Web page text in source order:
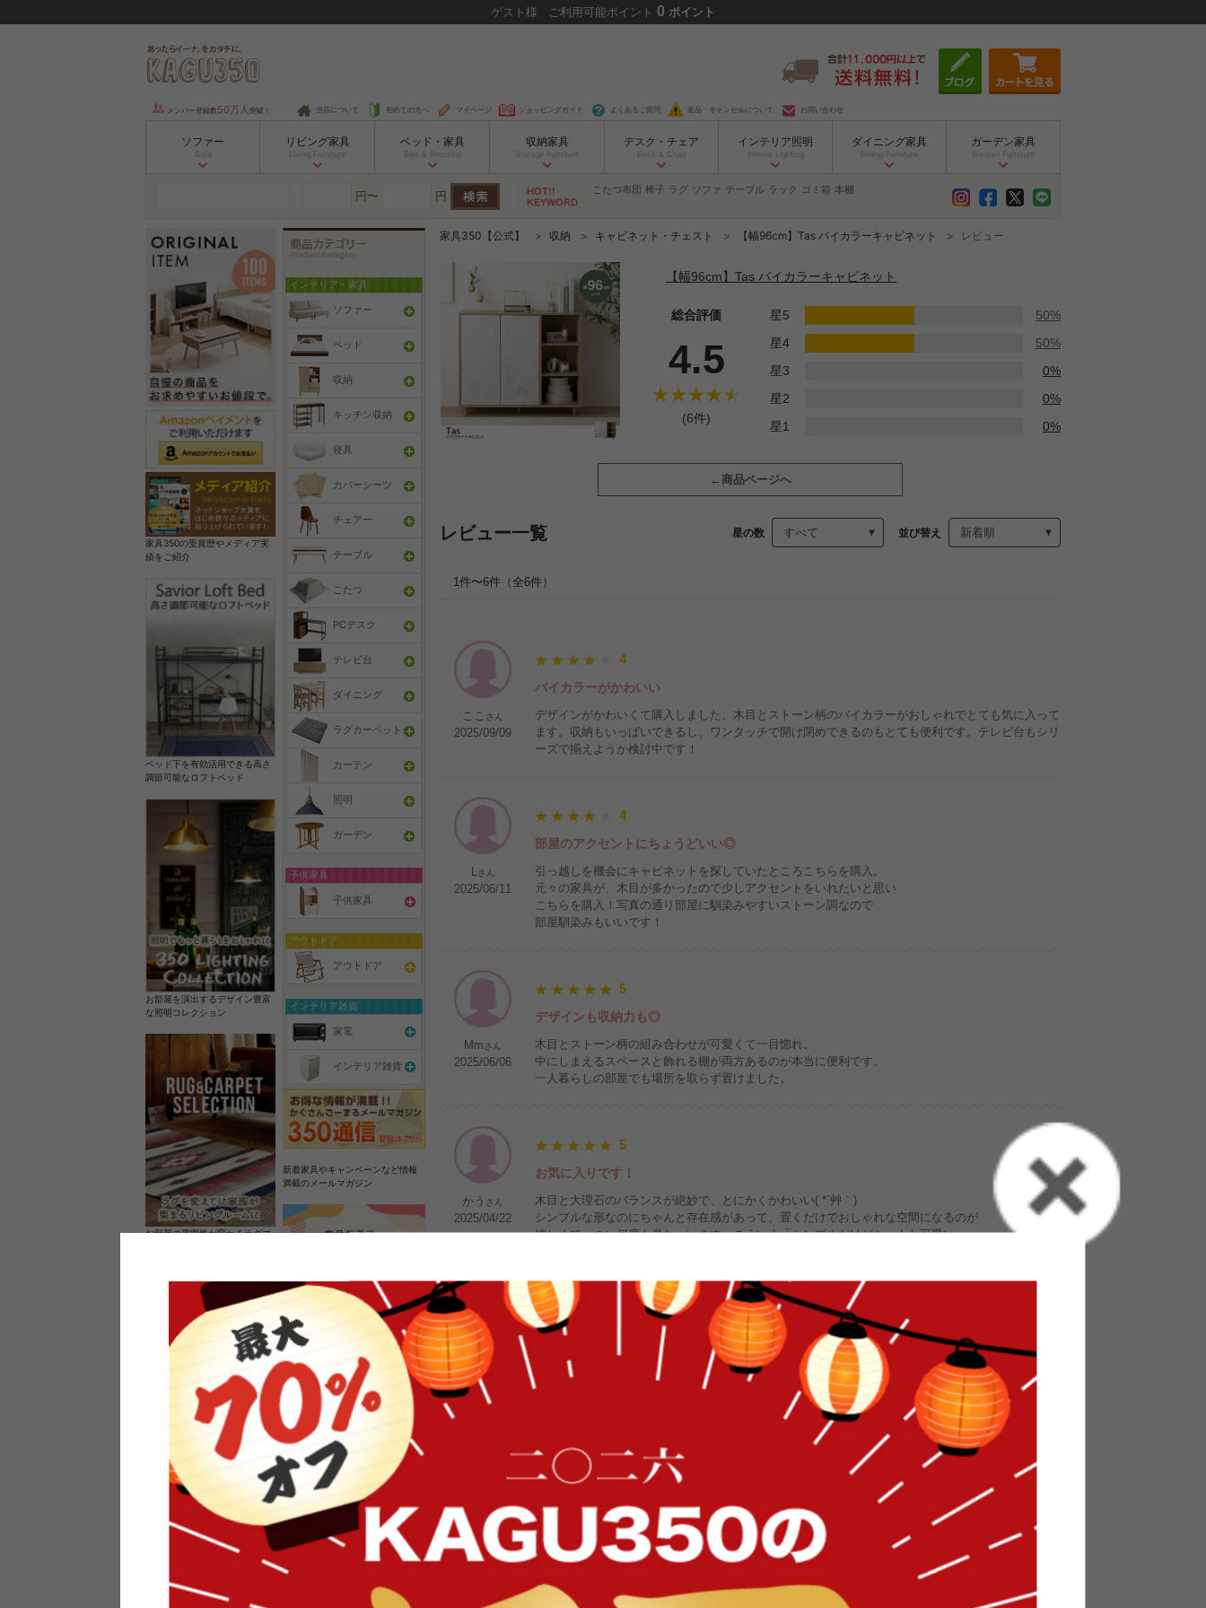
ゲスト 様 ご利用可能ポイント 0 ポイント
メンバー登録数 50万人 突破！ 当店について 初めての方へ マイページ ショッピングガイド よくあるご質問 返品・キャンセルについて お問い合わせ
ソファー
Sofa
リビング家具
Living Furniture
ベッド・家具
Bed & Bedding
収納家具
Storage Furniture
デスク・チェア
Desk & Chair
インテリア照明
Interior Lighting
ダイニング家具
Dining Furniture
ガーデン家具
Garden Furniture
円〜 円 こたつ布団 椅子 ラグ ソファ テーブル ラック ゴミ箱 本棚
家具350の受賞歴やメディア実
績をご紹介
ベッド下を有効活用できる高さ
調節可能なロフトベッド
お部屋を演出するデザイン豊富
な照明コレクション
お部屋の雰囲気が変わるラグマ
素材の良さを活かしたウッドソ
ケットのペンダントライト
インフォメーション
よくあるご質問
インテリア・家具
ソファー
ベッド
収納
キッチン収納
寝具
カバーシーツ
チェアー
テーブル
こたつ
PCデスク
テレビ台
ダイニング
ラグカーペット
カーテン
照明
ガーデン
子供家具
子供家具
アウトドア
アウトドア
インテリア雑貨
家電
インテリア雑貨
新着家具やキャンペーンなど情報
満載のメールマガジン
家具のレビューを書くと10%OFFク
ーポンプレゼント
オフィスやモデルハウスなどイン
家具350【公式】 収納 キャビネット・チェスト 【幅96cm】Tas バイカラーキャビネット レビュー
【幅96cm】Tas バイカラーキャビネット
総合評価
4.5
(6件)
星5
50%
星4
50%
星3
0%
星2
0%
星1
0%
商品ページへ
レビュー一覧 星の数 並び替え
1件〜6件（全6件）
ここ さん
2025/09/09
4
バイカラーがかわいい
デザインがかわいくて購入しました。木目とストーン柄のバイカラーがおしゃれでとても気に入って
ます。収納もいっぱいできるし、ワンタッチで開け閉めできるのもとても便利です。テレビ台もシリ
ーズで揃えようか検討中です！
Lさん
2025/06/11
4
部屋のアクセントにちょうどいい◎
引っ越しを機会にキャビネットを探していたところこちらを購入。
元々の家具が、木目が多かったので少しアクセントをいれたいと思い
こちらを購入！写真の通り部屋に馴染みやすいストーン調なので
部屋馴染みもいいです！
Mmさん
2025/06/06
5
デザインも収納力も◎
木目とストーン柄の組み合わせが可愛くて一目惚れ。
中にしまえるスペースと飾れる棚が両方あるのが本当に便利です。
一人暮らしの部屋でも場所を取らず置けました。
かう さん
2025/04/22
5
お気に入りです！
木目と大理石のバランスが絶妙で、とにかくかわいい( *´艸｀)
シンプルな形なのにちゃんと存在感があって、置くだけでおしゃれな空間になるのが
嬉しくて、つい何度も見ちゃいます。こういう「シンプルだけどちゃんと可愛い」
なつさん
2025/01/29
おしゃれでいいサイズ感でした！
木目とストーン柄があまり見かけなく、組み合わせが可愛いと思ったので購入！
部屋の雰囲気の一気におしゃれにしてくれて、収納のたくさんできたのでいい買い物ができた！
saki さん
2024/12/11
5
バイカラーがおしゃれ！
あまり見ないデザインに一目惚れ！
中もたくさん収納できたり、プッシュオープンの扉なので便利！